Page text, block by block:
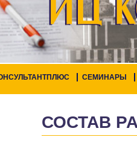
СЕМИНАРЫ
СОСТАВ